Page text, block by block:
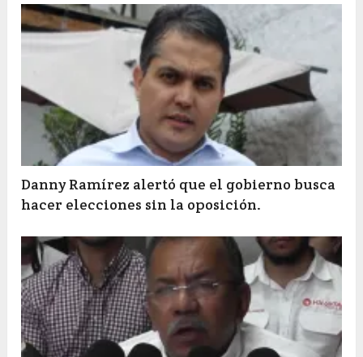
Danny Ramírez alertó que el gobierno busca
hacer elecciones sin la oposición.